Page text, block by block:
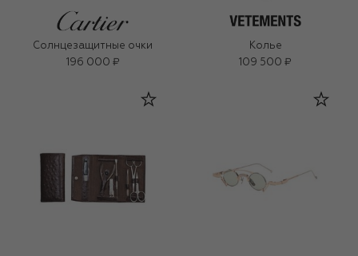
Солнцезащитные очки
196 000 ₽
Колье
109 500 ₽